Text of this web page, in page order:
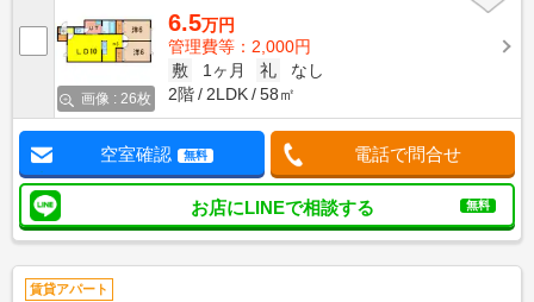
画像 : 26枚
6.5万円
管理費等：2,000円
敷
1ヶ月 礼
なし
2階
2LDK 58㎡
空室確認 無料 電話で問合せ
お店にLINEで相談する 無料
賃貸アパート